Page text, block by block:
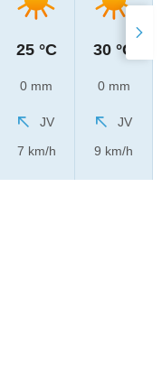
25 °C
0 mm
JV
7 km/h
30 °C
0 mm
JV
9 km/h